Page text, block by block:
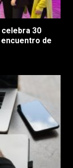
celebra 30
de